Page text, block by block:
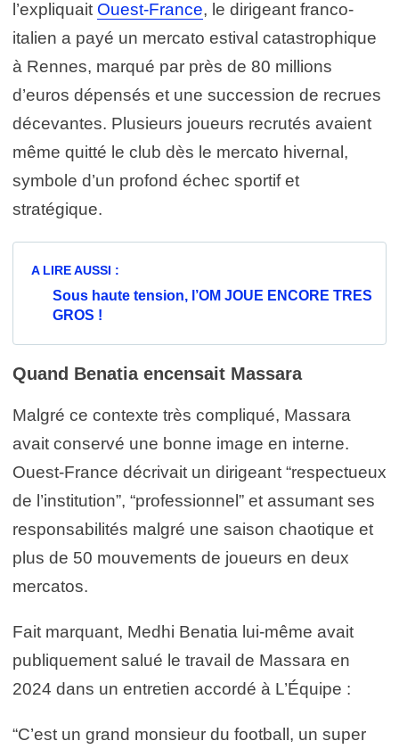
l’expliquait Ouest-France, le dirigeant franco-
italien a payé un mercato estival catastrophique
à Rennes, marqué par près de 80 millions
d’euros dépensés et une succession de recrues
décevantes. Plusieurs joueurs recrutés avaient
même quitté le club dès le mercato hivernal,
symbole d’un profond échec sportif et
stratégique.
A LIRE AUSSI :
Sous haute tension, l’OM JOUE ENCORE TRES
GROS !
Quand Benatia encensait Massara
Malgré ce contexte très compliqué, Massara
avait conservé une bonne image en interne.
Ouest-France décrivait un dirigeant “respectueux
de l’institution”, “professionnel” et assumant ses
responsabilités malgré une saison chaotique et
plus de 50 mouvements de joueurs en deux
mercatos.
Fait marquant, Medhi Benatia lui-même avait
publiquement salué le travail de Massara en
2024 dans un entretien accordé à L’Équipe :
“C’est un grand monsieur du football, un super